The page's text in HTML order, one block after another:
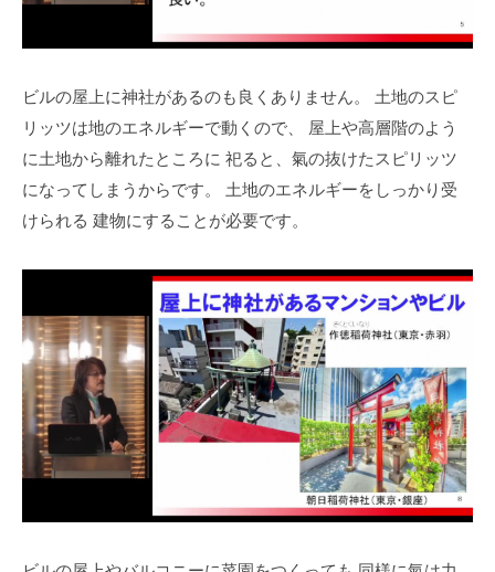
ビルの屋上に神社があるのも良くありません。
土地のスピ
リッツは地のエネルギーで動くので、
屋上や高層階のよう
に土地から離れたところに 祀ると、氣の抜けたスピリッツ
になってしまうからです。
土地のエネルギーをしっかり受
けられる 建物にすることが必要です。